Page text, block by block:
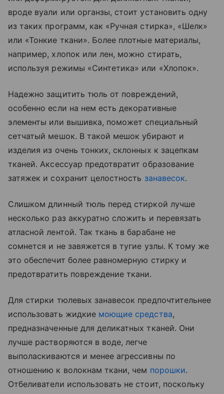
вроде вуали или органзы, стоит установить одну
из таких программ, как «‎Ручная стирка», «‎Шелк»
или «‎Тонкие ткани». Более плотные материалы,
например, хлопок или лен, можно стирать,
используя режимы «‎Синтетика» или «‎Хлопок».
Надежно защитить тюль от повреждений,
особенно если на нем есть декоративные
элементы или вышивка, поможет специальный
сетчатый мешок. В такой мешок убирают и
изделия из очень тонких, склонных к зацепкам
тканей. Аксессуар предотвратит образование
затяжек и сохранит целостность занавесок.
Слишком длинный тюль перед стиркой лучше
несколько раз аккуратно сложить и перевязать
атласной лентой. Так ткань в барабане не
сомнется и не завяжется в тугие узлы. К тому же
это обеспечит более равномерную стирку и
предотвратить повреждение ткани.
Для стирки тюлевых занавесок предпочтительнее
использовать жидкие моющие средства,
предназначенные для деликатных тканей. Они
лучше растворяются в воде, легче
выполаскиваются и менее агрессивны по
отношению к волокнам ткани, чем порошки.
Отбеливатели использовать не стоит, поскольку